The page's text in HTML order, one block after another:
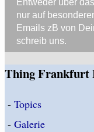
Entweder über
nur auf
Emails zB von
schreib uns.
Thing Frankfurt
- Topics
- Galerie